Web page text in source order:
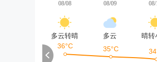
08/08
多云转晴
08/09
多云
08/
晴转